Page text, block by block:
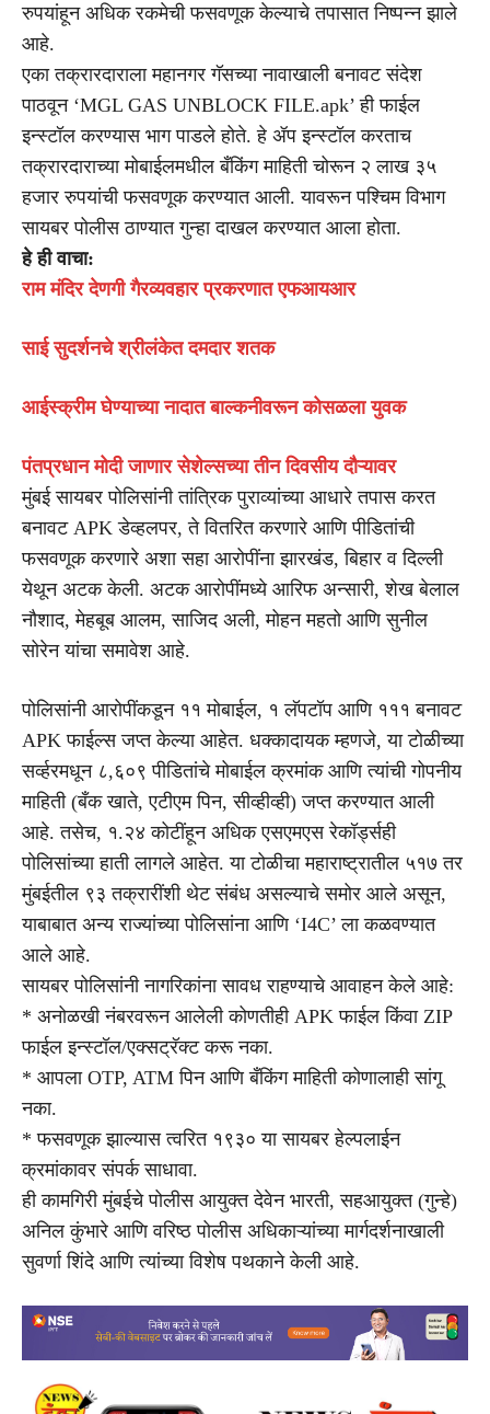
रुपयांहून अधिक रकमेची फसवणूक केल्याचे तपासात निष्पन्न झाले
आहे.
एका तक्रारदाराला महानगर गॅसच्या नावाखाली बनावट संदेश
पाठवून ‘MGL GAS UNBLOCK FILE.apk’ ही फाईल
इन्स्टॉल करण्यास भाग पाडले होते. हे ॲप इन्स्टॉल करताच
तक्रारदाराच्या मोबाईलमधील बँकिंग माहिती चोरून २ लाख ३५
हजार रुपयांची फसवणूक करण्यात आली. यावरून पश्चिम विभाग
सायबर पोलीस ठाण्यात गुन्हा दाखल करण्यात आला होता.
हे ही वाचा:
राम मंदिर देणगी गैरव्यवहार प्रकरणात एफआयआर
साई सुदर्शनचे श्रीलंकेत दमदार शतक
आईस्क्रीम घेण्याच्या नादात बाल्कनीवरून कोसळला युवक
पंतप्रधान मोदी जाणार सेशेल्सच्या तीन दिवसीय दौऱ्यावर
मुंबई सायबर पोलिसांनी तांत्रिक पुराव्यांच्या आधारे तपास करत
बनावट APK डेव्हलपर, ते वितरित करणारे आणि पीडितांची
फसवणूक करणारे अशा सहा आरोपींना झारखंड, बिहार व दिल्ली
येथून अटक केली. अटक आरोपींमध्ये आरिफ अन्सारी, शेख बेलाल
नौशाद, मेहबूब आलम, साजिद अली, मोहन महतो आणि सुनील
सोरेन यांचा समावेश आहे.
पोलिसांनी आरोपींकडून ११ मोबाईल, १ लॅपटॉप आणि १११ बनावट
APK फाईल्स जप्त केल्या आहेत. धक्कादायक म्हणजे, या टोळीच्या
सर्व्हरमधून ८,६०९ पीडितांचे मोबाईल क्रमांक आणि त्यांची गोपनीय
माहिती (बँक खाते, एटीएम पिन, सीव्हीव्ही) जप्त करण्यात आली
आहे. तसेच, १.२४ कोटींहून अधिक एसएमएस रेकॉर्ड्सही
पोलिसांच्या हाती लागले आहेत. या टोळीचा महाराष्ट्रातील ५१७ तर
मुंबईतील ९३ तक्रारींशी थेट संबंध असल्याचे समोर आले असून,
याबाबात अन्य राज्यांच्या पोलिसांना आणि ‘I4C’ ला कळवण्यात
आले आहे.
सायबर पोलिसांनी नागरिकांना सावध राहण्याचे आवाहन केले आहे:
* अनोळखी नंबरवरून आलेली कोणतीही APK फाईल किंवा ZIP
फाईल इन्स्टॉल/एक्सट्रॅक्ट करू नका.
* आपला OTP, ATM पिन आणि बँकिंग माहिती कोणालाही सांगू
नका.
* फसवणूक झाल्यास त्वरित १९३० या सायबर हेल्पलाईन
क्रमांकावर संपर्क साधावा.
ही कामगिरी मुंबईचे पोलीस आयुक्त देवेन भारती, सहआयुक्त (गुन्हे)
अनिल कुंभारे आणि वरिष्ठ पोलीस अधिकाऱ्यांच्या मार्गदर्शनाखाली
सुवर्णा शिंदे आणि त्यांच्या विशेष पथकाने केली आहे.